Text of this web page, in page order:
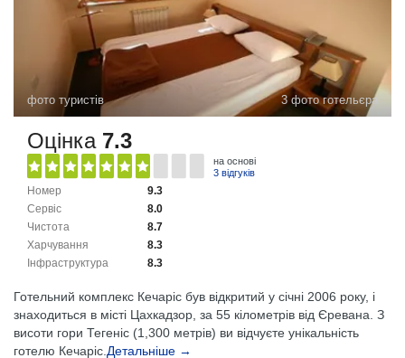
фото туристів 3 фото готельєра
Оцінка 7.3
на основі
3 відгуків
9.3
Номер
8.0
Сервіс
8.7
Чистота
8.3
Харчування
8.3
Інфраструктура
Готельний комплекс Кечаріс був відкритий у січні 2006 року, і
знаходиться в місті Цахкадзор, за 55 кілометрів від Єревана. З
висоти гори Тегеніс (1,300 метрів) ви відчуєте унікальність
готелю Кечаріс. Детальніше →